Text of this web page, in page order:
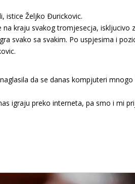
istice Željko Ðurickovic.
kraju svakog tromjesecja, iskljucivo
svako sa svakim. Po uspjesima i
da se danas kompjuteri
igraju preko interneta, pa smo i mi